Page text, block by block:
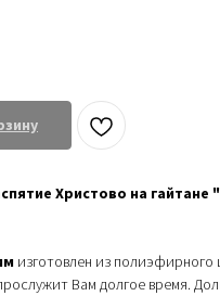
Христово на
изготовлен из
Вам долгое время.